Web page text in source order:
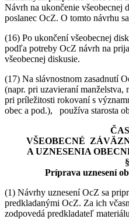
Návrh na ukončenie všeobecnej
poslanec OcZ. O tomto návrhu
(16) Po ukončení všeobecnej
podľa potreby OcZ návrh na
všeobecnej diskusie.
(17) Na slávnostnom zasadnutí
(napr. pri uzavieraní manželstva,
pri príležitosti rokovaní s
obec a pod.), používa starosta
VŠEOBECNÉ
A UZNESENIA
Príprava uznesení
(1) Návrhy uznesení OcZ sa
predkladanými OcZ. Za ich
zodpovedá predkladateľ